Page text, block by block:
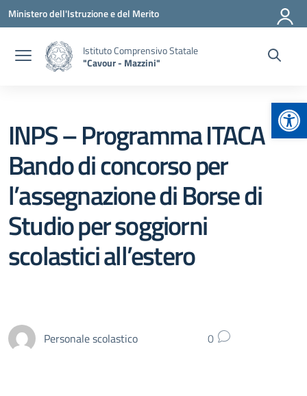
Vai ai contenuti
Vai al menu di navigazione
Vai al footer
Ministero dell'Istruzione e del Merito
Istituto Comprensivo Statale
"Cavour - Mazzini"
INPS – Programma ITACA
Bando di concorso per
l’assegnazione di Borse di
Studio per soggiorni
scolastici all’estero
Personale scolastico 0